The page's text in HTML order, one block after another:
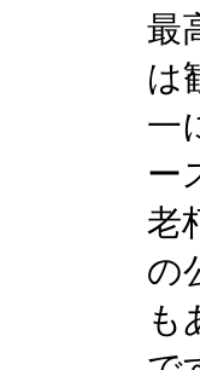
最
は
一
ー
老
の
も